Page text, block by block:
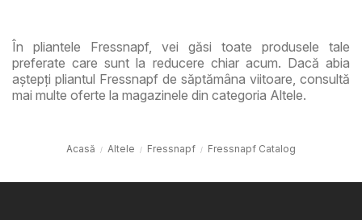
În pliantele Fressnapf, vei găsi toate produsele tale
preferate care sunt la reducere chiar acum. Dacă abia
aștepți pliantul Fressnapf de săptămâna viitoare, consultă
mai multe oferte la magazinele din categoria Altele.
Acasă Altele Fressnapf Fressnapf Catalog